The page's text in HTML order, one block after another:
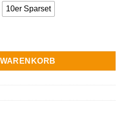
10er Sparset
Esche – Profi-Wachs für Kratzer &
WARENKORB